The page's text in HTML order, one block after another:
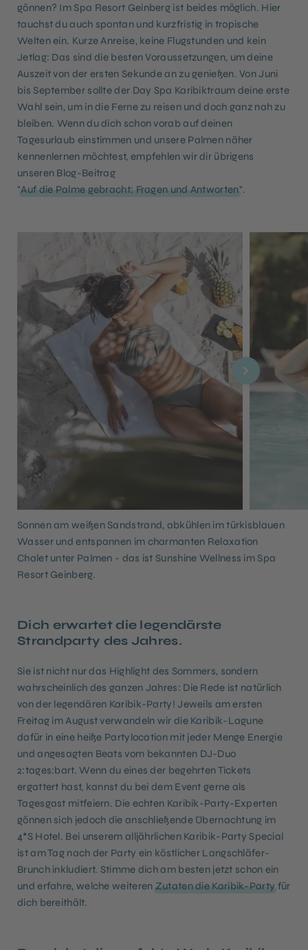
gönnen? Im Spa Resort Geinberg ist beides möglich. Hier
tauchst du auch spontan und kurzfristig in tropische
Welten ein. Kurze Anreise, keine Flugstunden und kein
Jetlag: Das sind die besten Voraussetzungen, um deine
Auszeit von der ersten Sekunde an zu genießen. Von Juni
bis September sollte der Day Spa Karibiktraum deine erste
Wahl sein, um in die Ferne zu reisen und doch ganz nah zu
bleiben. Wenn du dich schon vorab auf deinen
Tagesurlaub einstimmen und unsere Palmen näher
kennenlernen möchtest, empfehlen wir dir übrigens
unseren Blog-Beitrag
"Auf die Palme gebracht: Fragen und Antworten".
Sonnen am weißen Sandstrand, abkühlen im türkisblauen
Wasser und entspannen im charmanten Relaxation
Chalet unter Palmen - das ist Sunshine Wellness im Spa
Resort Geinberg.
Dich erwartet die legendärste
Strandparty des Jahres.
Sie ist nicht nur das Highlight des Sommers, sondern
wahrscheinlich des ganzen Jahres: Die Rede ist natürlich
von der legendären Karibik-Party! Jeweils am ersten
Freitag im August verwandeln wir die Karibik-Lagune
dafür in eine heiße Partylocation mit jeder Menge Energie
und angesagten Beats vom bekannten DJ-Duo
2:tages:bart. Wenn du eines der begehrten Tickets
ergattert hast, kannst du bei dem Event gerne als
Tagesgast mitfeiern. Die echten Karibik-Party-Experten
gönnen sich jedoch die anschließende Übernachtung im
4*S Hotel. Bei unserem alljährlichen Karibik-Party Special
ist am Tag nach der Party ein köstlicher Langschläfer-
Brunch inkludiert. Stimme dich am besten jetzt schon ein
und erfahre, welche weiteren Zutaten die Karibik-Party für
dich bereithält.